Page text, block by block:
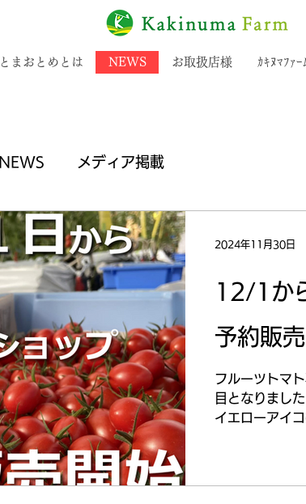
とまおとめとは NEWS お取扱店様 ｶｷﾇﾏﾌｧｰ
NEWS メディア掲載
12/1か
予約販
フルーツトマ
目となりまし
イエローアイ
2024年11月30日